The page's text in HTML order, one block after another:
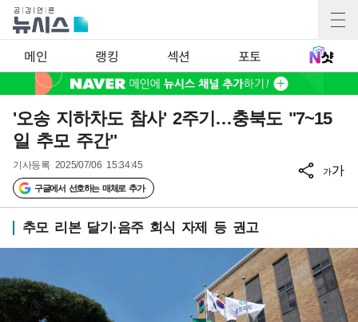
메인 랭킹 섹션 포토
'오송 지하차도 참사' 2주기…충북도 "7~15
일 추모 주간"
기사등록 2025/07/06 15:34:45
구글에서 선호하는 매체로 추가
가가
추모 리본 달기·음주 회식 자제 등 권고